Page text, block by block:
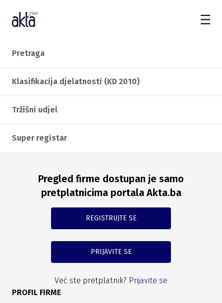
Pretraga
Klasifikacija djelatnosti (KD 2010)
Tržišni udjel
Super registar
Pregled firme dostupan je samo
pretplatnicima portala Akta.ba
REGISTRUJTE SE
PRIJAVITE SE
Već ste pretplatnik? Prijavite se
PROFIL FIRME